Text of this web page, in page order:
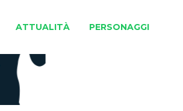
ATTUALITÀ PERSONAGGI